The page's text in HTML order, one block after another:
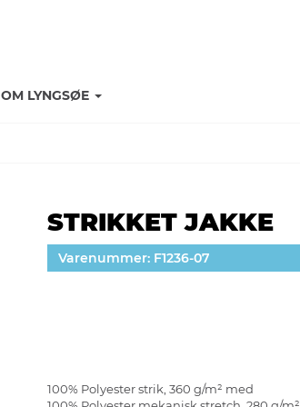
OM LYNGSØE
STRIKKET JAKKE
Varenummer: F1236-07
100% Polyester strik, 360 g/m² med